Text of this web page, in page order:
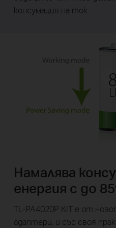
консумация на ток.
Намалява
енергия с до
TL-PA4020P KIT е от
адаптери, и със своя